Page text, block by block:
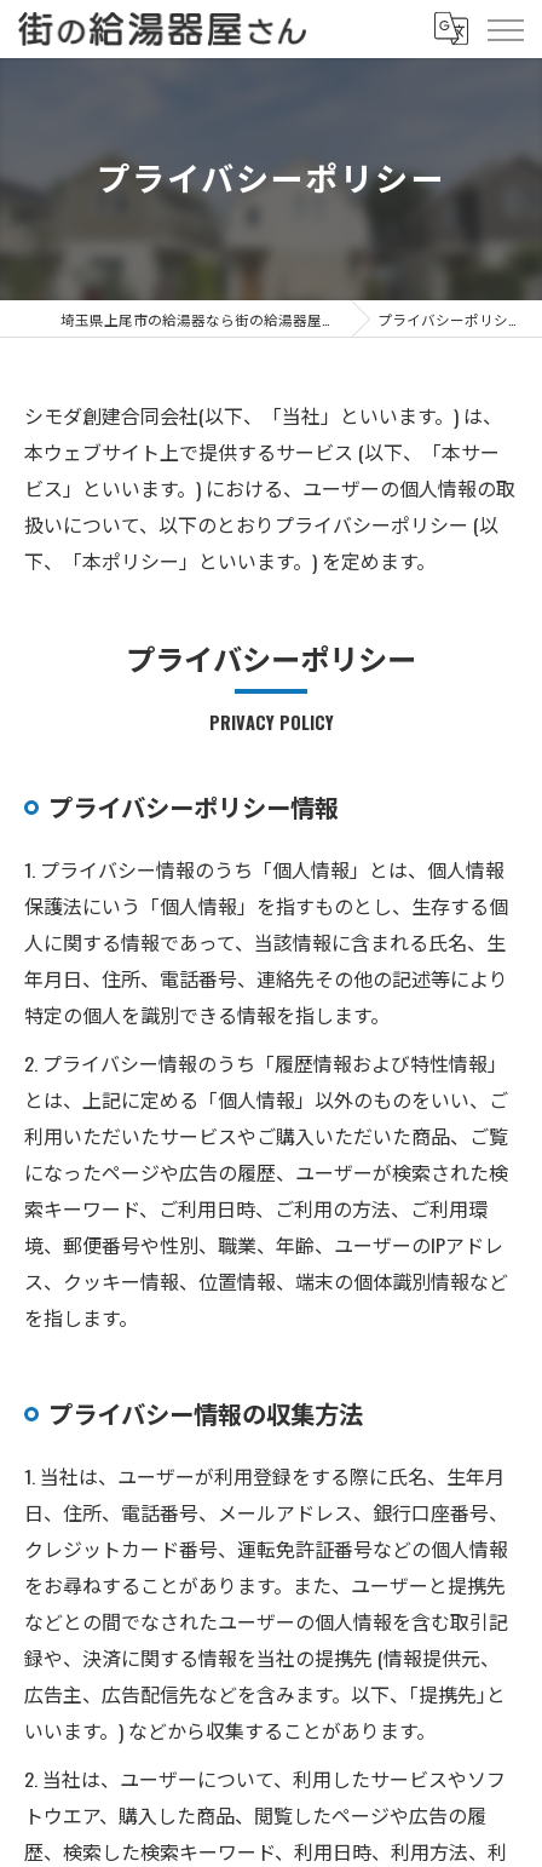
プライバシーポリシー
プライバシーポリシー
シモダ創建合同会社(以下、「当社」といいます。) は、
本ウェブサイト上で提供するサービス (以下、「本サー
ビス」といいます。) における、ユーザーの個人情報の取
扱いについて、以下のとおりプライバシーポリシー (以
下、「本ポリシー」といいます。) を定めます。
プライバシーポリシー
PRIVACY POLICY
プライバシーポリシー情報
1. プライバシー情報のうち「個人情報」とは、個人情報
保護法にいう「個人情報」を指すものとし、生存する個
人に関する情報であって、当該情報に含まれる氏名、生
年月日、住所、電話番号、連絡先その他の記述等により
特定の個人を識別できる情報を指します。
2. プライバシー情報のうち「履歴情報および特性情報」
とは、上記に定める「個人情報」以外のものをいい、ご
利用いただいたサービスやご購入いただいた商品、ご覧
になったページや広告の履歴、ユーザーが検索された検
索キーワード、ご利用日時、ご利用の方法、ご利用環
境、郵便番号や性別、職業、年齢、ユーザーのIPアドレ
ス、クッキー情報、位置情報、端末の個体識別情報など
を指します。
プライバシー情報の収集方法
1. 当社は、ユーザーが利用登録をする際に氏名、生年月
日、住所、電話番号、メールアドレス、銀行口座番号、
クレジットカード番号、運転免許証番号などの個人情報
をお尋ねすることがあります。また、ユーザーと提携先
などとの間でなされたユーザーの個人情報を含む取引記
録や、決済に関する情報を当社の提携先 (情報提供元、
広告主、広告配信先などを含みます。以下、｢提携先｣と
いいます。) などから収集することがあります。
2. 当社は、ユーザーについて、利用したサービスやソフ
トウエア、購入した商品、閲覧したページや広告の履
歴、検索した検索キーワード、利用日時、利用方法、利